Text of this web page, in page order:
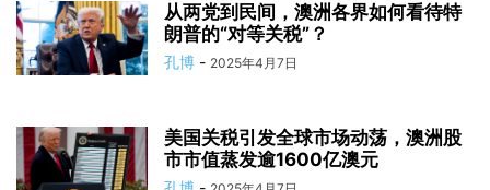
从两党到民间，澳洲各界如何看待特
朗普的“对等关税”？
孔博 - 2025年4月7日
美国关税引发全球市场动荡，澳洲股
市市值蒸发逾1600亿澳元